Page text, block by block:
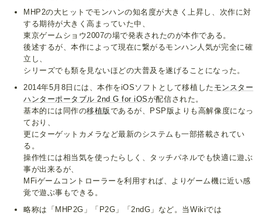
MHP2の大ヒットでモンハンの知名度が大きく上昇し、次作に対
する期待が大きく高まっていた中、
東京ゲームショウ2007の場で発表されたのが本作である。
後述するが、本作によって現在に繋がるモンハン人気が完全に確
立し、
シリーズでも類を見ないほどの大普及を遂げることになった。
2014年5月8日には、本作をiOSソフトとして移植した モンスター
ハンターポータブル 2nd G for iOSが配信された。
基本的には同作の移植版であるが、PSP版よりも高解像度になっ
ており、
更にターゲットカメラなど最新のシステムも一部搭載されてい
る。
操作性には相当気を使ったらしく、タッチパネルでも快適に遊ぶ
事が出来るが、
MFiゲームコントローラーを利用すれば、よりゲーム機に近い感
覚で遊ぶ事もできる。
略称は「MHP2G」「P2G」「2ndG」など。当Wikiでは